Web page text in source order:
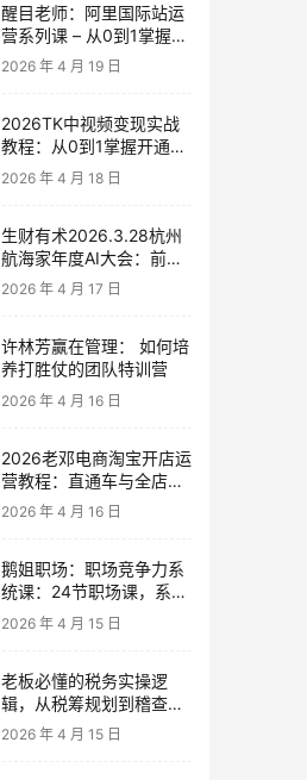
醒目老师：阿里国际站运
营系列课 – 从0到1掌握平
台运营核心技巧
2026 年 4 月 19 日
2026TK中视频变现实战
教程：从0到1掌握开通、
养号、剪辑到变现，新手
副业首选
2026 年 4 月 18 日
生财有术2026.3.28杭州
航海家年度AI大会：前沿
趋势×落地案例×技能图谱
2026 年 4 月 17 日
许林芳赢在管理： 如何培
养打胜仗的团队特训营
2026 年 4 月 16 日
2026老邓电商淘宝开店运
营教程：直通车与全店推
广系统课
2026 年 4 月 16 日
鹅姐职场：职场竞争力系
统课：24节职场课，系统
提升竞争力
2026 年 4 月 15 日
老板必懂的税务实操逻
辑，从税筹规划到稽查应
对，为企业稳健增长保驾
2026 年 4 月 15 日